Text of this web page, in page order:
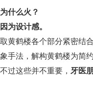
为什么火？
因为设计感。
取黄鹤楼各个部分紧密结
象手法，解构黄鹤楼为简
不过这些并不重要， 牙医